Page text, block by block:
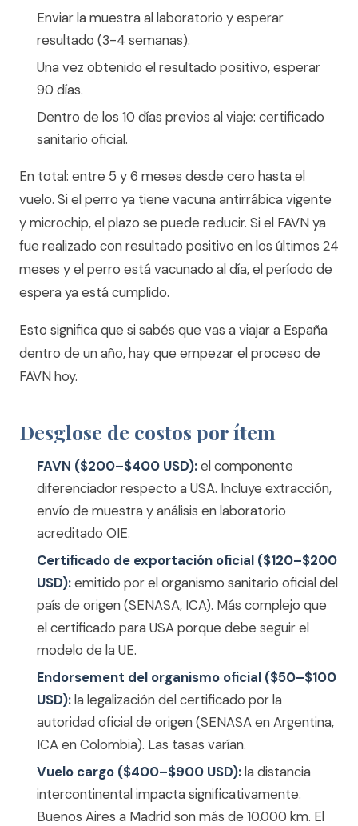
Enviar la muestra al laboratorio y esperar
resultado (3-4 semanas).
Una vez obtenido el resultado positivo, esperar
90 días.
Dentro de los 10 días previos al viaje: certificado
sanitario oficial.
En total: entre 5 y 6 meses desde cero hasta el
vuelo. Si el perro ya tiene vacuna antirrábica vigente
y microchip, el plazo se puede reducir. Si el FAVN ya
fue realizado con resultado positivo en los últimos 24
meses y el perro está vacunado al día, el período de
espera ya está cumplido.
Esto significa que si sabés que vas a viajar a España
dentro de un año, hay que empezar el proceso de
FAVN hoy.
Desglose de costos por ítem
FAVN ($200–$400 USD):el componente
diferenciador respecto a USA. Incluye extracción,
envío de muestra y análisis en laboratorio
acreditado OIE.
Certificado de exportación oficial ($120–$200
USD):emitido por el organismo sanitario oficial del
país de origen (SENASA, ICA). Más complejo que
el certificado para USA porque debe seguir el
modelo de la UE.
Endorsement del organismo oficial ($50–$100
USD):la legalización del certificado por la
autoridad oficial de origen (SENASA en Argentina,
ICA en Colombia). Las tasas varían.
Vuelo cargo ($400–$900 USD):la distancia
intercontinental impacta significativamente.
Buenos Aires a Madrid son más de 10.000 km. El